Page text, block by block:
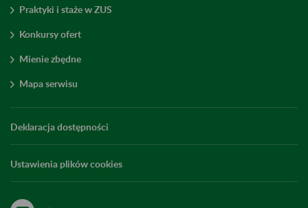
Praktyki i staże w ZUS
Konkursy ofert
Mienie zbędne
Mapa serwisu
Deklaracja dostępności
Ustawienia plików cookies